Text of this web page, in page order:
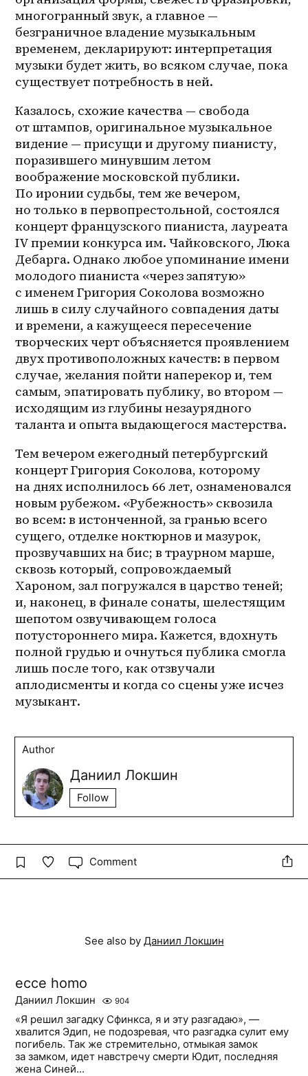
многогранный звук, а главное —
безграничное владение музыкальным
временем, декларируют: интерпретация
музыки будет жить, во всяком случае, пока
существует потребность в ней.
Казалось, схожие качества — свобода
от штампов, оригинальное музыкальное
видение — присущи и другому пианисту,
поразившего минувшим летом
воображение московской публики.
По иронии судьбы, тем же вечером,
но только в первопрестольной, состоялся
концерт французского пианиста, лауреата
IV премии конкурса им. Чайковского, Люка
Дебарга. Однако любое упоминание имени
молодого пианиста «через запятую»
с именем Григория Соколова возможно
лишь в силу случайного совпадения даты
и времени, а кажущееся пересечение
творческих черт объясняется проявлением
двух противоположных качеств: в первом
случае, желания пойти наперекор и, тем
самым, эпатировать публику, во втором —
исходящим из глубины незаурядного
таланта и опыта выдающегося мастерства.
Тем вечером ежегодный петербургский
концерт Григория Соколова, которому
на днях исполнилось 66 лет, ознаменовался
новым рубежом. «Рубежность» сквозила
во всем: в истонченной, за гранью всего
сущего, отделке ноктюрнов и мазурок,
прозвучавших на бис; в траурном марше,
сквозь который, сопровождаемый
Хароном, зал погружался в царство теней;
и, наконец, в финале сонаты, шелестящим
шепотом озвучивающем голоса
потустороннего мира. Кажется, вдохнуть
полной грудью и очнуться публика смогла
лишь после того, как отзвучали
аплодисменты и когда со сцены уже исчез
музыкант.
Author
Даниил Локшин
Follow
Comment
See also by Даниил Локшин
ecce homo
Даниил Локшин 904
«Я решил загадку Сфинкса, я и эту разгадаю», —
хвалится Эдип, не подозревая, что разгадка сулит ему
погибель. Так же стремительно, отмыкая замок
за замком, идет навстречу смерти Юдит, последняя
жена Синей...